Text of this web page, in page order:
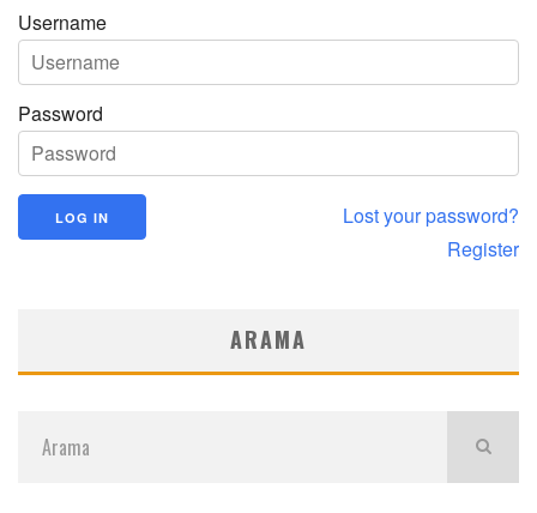
Username
Password
Lost your password?
Register
ARAMA